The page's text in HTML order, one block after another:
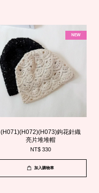
NEW
(H071)(H072)(H073)鉤花針織
亮片堆堆帽
NT$ 330
加入購物車